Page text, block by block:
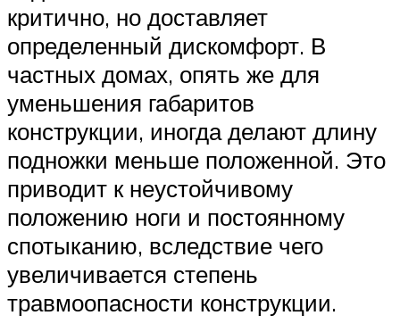
критично, но доставляет
определенный дискомфорт. В
частных домах, опять же для
уменьшения габаритов
конструкции, иногда делают длину
подножки меньше положенной. Это
приводит к неустойчивому
положению ноги и постоянному
спотыканию, вследствие чего
увеличивается степень
травмоопасности конструкции.